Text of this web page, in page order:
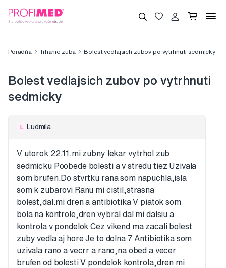
Poradňa Trhanie zuba Bolest vedlajsich zubov po vytrhnuti sedmicky
Bolest vedlajsich zubov po vytrhnuti
sedmicky
L Ludmila
V utorok 22.11.mi zubny lekar vytrhol zub
sedmicku Poobede bolesti a v stredu tiez Uzivala
som brufen.Do stvrtku rana som napuchla,isla
som k zubarovi Ranu mi cistil,strasna
bolest,dal.mi dren a antibiotika V piatok som
bola na kontrole,dren vybral dal mi dalsiu a
kontrola v pondelok Cez vikend ma zacali bolest
zuby vedla aj hore Je to dolna 7 Antibiotika som
uzivala rano a vecrr a rano,na obed a vecer
brufen od bolesti V pondelok kontrola,dren mi